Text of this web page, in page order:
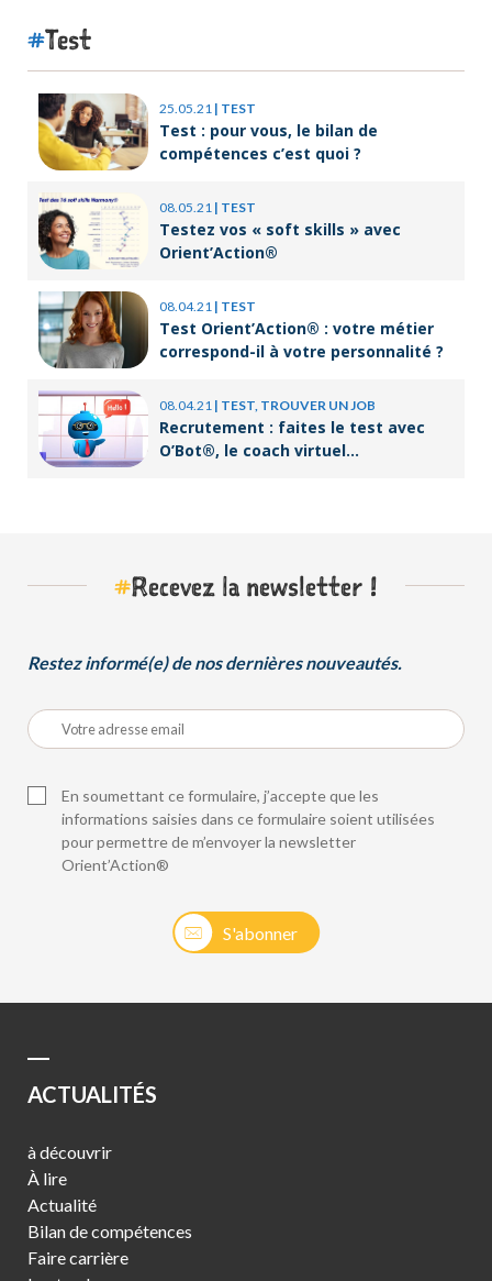
Test
25.05.21 | TEST
Test : pour vous, le bilan de
compétences c’est quoi ?
08.05.21 | TEST
Testez vos « soft skills » avec
Orient’Action®
08.04.21 | TEST
Test Orient’Action® : votre métier
correspond-il à votre personnalité ?
08.04.21 | TEST, TROUVER UN JOB
Recrutement : faites le test avec
O’Bot®, le coach virtuel
#Recevez la newsletter !
Restez informé(e) de nos dernières nouveautés.
S'abonner
En soumettant ce formulaire, j’accepte que les
informations saisies dans ce formulaire soient utilisées
pour permettre de m’envoyer la newsletter
Orient’Action®
ACTUALITÉS
à découvrir
À lire
Actualité
Bilan de compétences
Faire carrière